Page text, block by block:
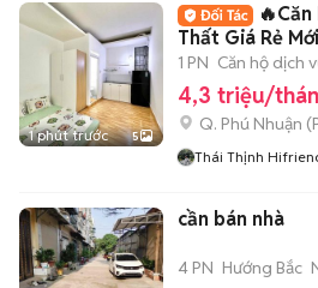
1 phút trước 5
Thất Giá Rẻ
Tư Phú Nhuận
1 PN Căn hộ dịch
4,3 triệu/
Q. Phú Nhuận (
Thái Thịnh
cần bán nhà
4 PN Hướng Bắc